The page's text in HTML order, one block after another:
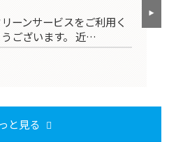
ーンサービスをご利用く
ございます。 近…
と見る